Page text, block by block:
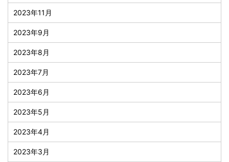
2023年11月
2023年9月
2023年8月
2023年7月
2023年6月
2023年5月
2023年4月
2023年3月